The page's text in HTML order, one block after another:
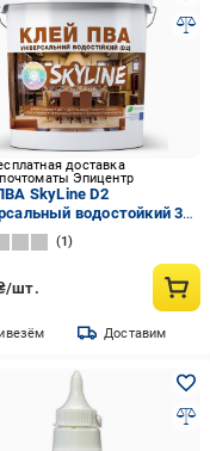
доставка
Эпицентр
SkyLine D2
водостойкий 3
1
шт.
Доставим